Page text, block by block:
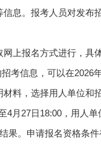
息。报考人员对发
上报名方式进行，具
考信息，可以在2026
料，选择用人单位和
4月27日18:00，用人
果。申请报名资格条